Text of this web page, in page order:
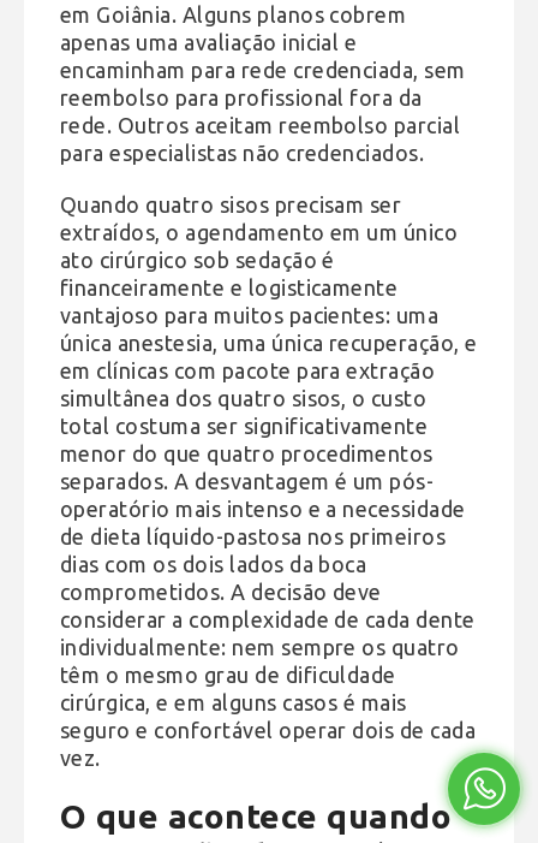
em Goiânia. Alguns planos cobrem
apenas uma avaliação inicial e
encaminham para rede credenciada, sem
reembolso para profissional fora da
rede. Outros aceitam reembolso parcial
para especialistas não credenciados.
Quando quatro sisos precisam ser
extraídos, o agendamento em um único
ato cirúrgico sob sedação é
financeiramente e logisticamente
vantajoso para muitos pacientes: uma
única anestesia, uma única recuperação, e
em clínicas com pacote para extração
simultânea dos quatro sisos, o custo
total costuma ser significativamente
menor do que quatro procedimentos
separados. A desvantagem é um pós-
operatório mais intenso e a necessidade
de dieta líquido-pastosa nos primeiros
dias com os dois lados da boca
comprometidos. A decisão deve
considerar a complexidade de cada dente
individualmente: nem sempre os quatro
têm o mesmo grau de dificuldade
cirúrgica, e em alguns casos é mais
seguro e confortável operar dois de cada
vez.
O que acontece quando